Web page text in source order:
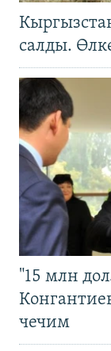
салды.
"15 млн
чечим